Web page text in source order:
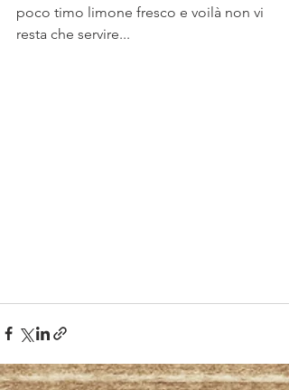
poco timo limone fresco e voilà non vi
resta che servire...